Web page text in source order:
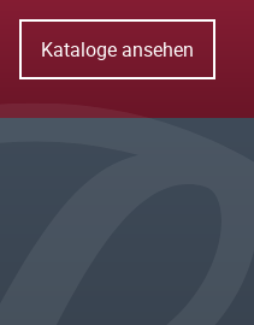
Kataloge ansehen